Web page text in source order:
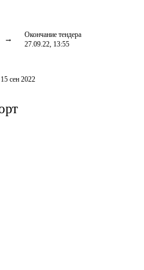
Окончание тендера
27.09.22, 13:55
15 сен 2022